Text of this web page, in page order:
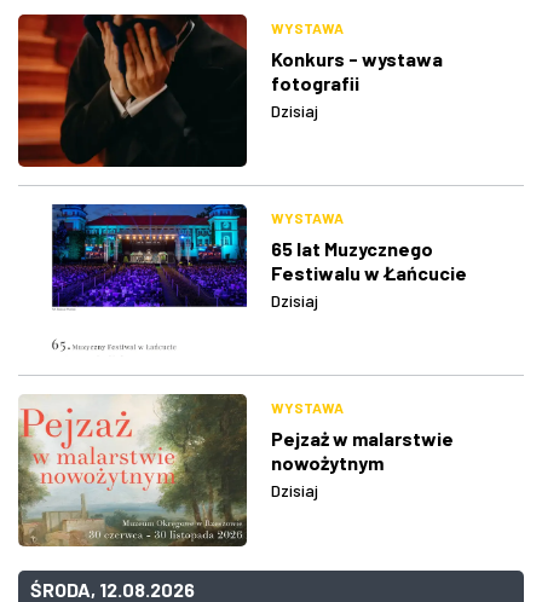
WYSTAWA
Konkurs - wystawa
fotografii
Dzisiaj
WYSTAWA
65 lat Muzycznego
Festiwalu w Łańcucie
Dzisiaj
WYSTAWA
Pejzaż w malarstwie
nowożytnym
Dzisiaj
ŚRODA, 12.08.2026